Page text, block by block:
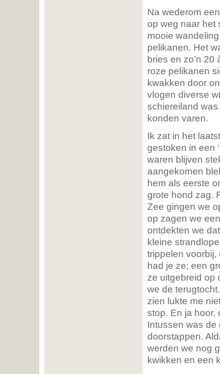
Na wederom
op weg naar het
mooie
pelikanen. Het
bries en zo’n
roze pelikanen
kwakken door
vlogen diverse
schiereiland
konden varen.
Ik zat in het
gestoken in een
waren blijven
aangekomen
hem als eerste
grote hond zag.
Zee gingen we
op zagen we
ontdekten we
kleine
trippelen
had je ze; een
ze uitgebreid op
we de
zien lukte me
stop. En ja hoor,
Intussen was de
doorstappen.
werden we nog
kwikken en een